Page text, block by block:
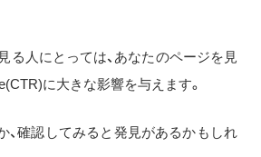
る人にとっては、あなたのページを見
に大きな影響を与えます。
、確認してみると発見があるかもしれ